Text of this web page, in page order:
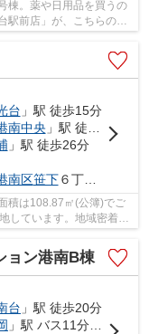
棟。薬や日用品を買うの
駅前店」が、こちらの物
台 」駅 徒歩15分
南中央 」駅 徒歩20分
」駅 徒歩26分
南区笹下６丁目22
積は108.87㎡(公簿)でご
しています。地域密着の
ョン港南B棟
台 」駅 徒歩20分
」駅 バス11分 「日野」 停歩4分